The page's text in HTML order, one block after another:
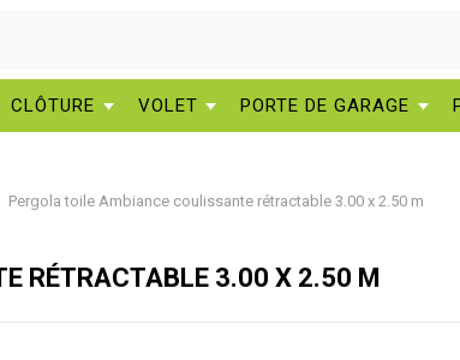
CLÔTURE VOLET PORTE DE GARAGE
Pergola toile Ambiance coulissante rétractable 3.00 x 2.50 m
RÉTRACTABLE 3.00 X 2.50 M